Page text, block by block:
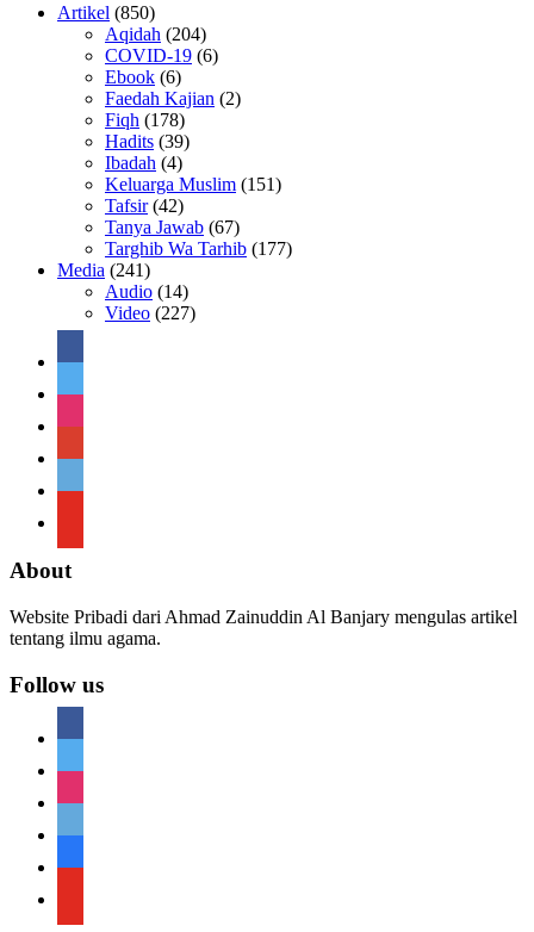
Artikel (850)
Aqidah (204)
COVID-19 (6)
Ebook (6)
Faedah Kajian (2)
Fiqh (178)
Hadits (39)
Ibadah (4)
Keluarga Muslim (151)
Tafsir(42)
Tanya Jawab (67)
Targhib Wa Tarhib (177)
Media (241)
Audio (14)
Video (227)
About
Website Pribadi dari Ahmad Zainuddin Al Banjary mengulas artikel
tentang ilmu agama.
Follow us